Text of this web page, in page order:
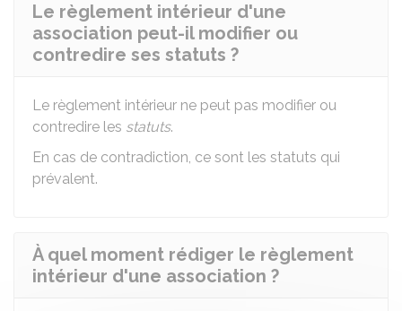
Le règlement intérieur d'une
association peut-il modifier ou
contredire ses statuts ?
Le règlement intérieur ne peut pas modifier ou
contredire les statuts.
En cas de contradiction, ce sont les statuts qui
prévalent.
À quel moment rédiger le règlement
intérieur d'une association ?